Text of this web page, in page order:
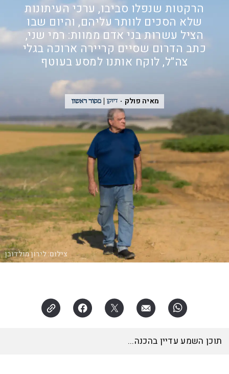
צילום:לירון מולדובן
הרקטות שנפלו סביבו, ערכי העיתונות
שלא הסכים לוותר עליהם, והיום שבו
הציל עשרות בני אדם ממוות: רמי שני,
כתב הדרום שסיים קריירה ארוכה בגלי
צה"ל, לוקח אותנו למסע בעוטף
מאיה פולק
תוכן השמע עדיין בהכנה...